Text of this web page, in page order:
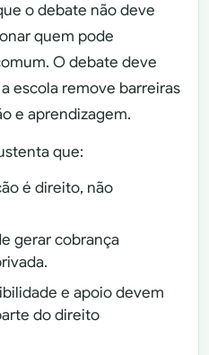
o debate não deve
quem pode
O debate deve
escola remove barreiras
e aprendizagem.
que:
é direito, não
gerar cobrança
e apoio devem
do direito